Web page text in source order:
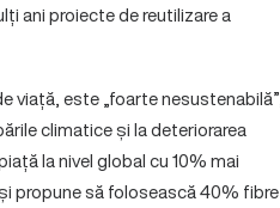
ani proiecte de reutilizare a
viață, este „foarte
climatice și la deteriorarea
la nivel global cu 10% mai
propune să folosească 40% fibre